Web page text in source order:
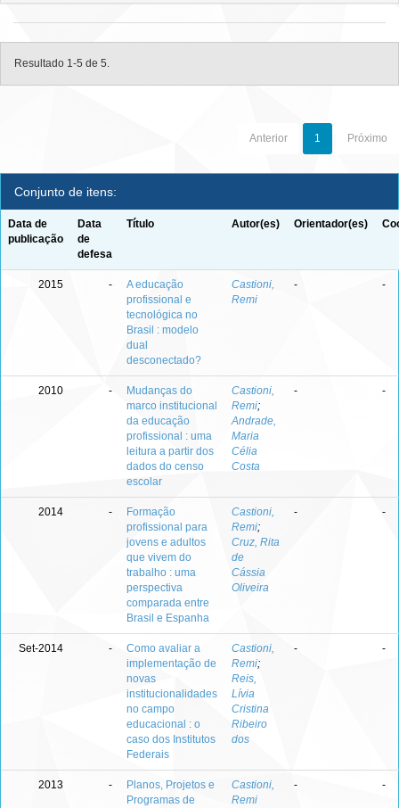
Resultado 1-5 de 5.
Anterior 1 Próximo
Conjunto de itens:
Data de
publicação
Data
de
defesa
Título Autor(es) Orientador(es)
2015 -
A educação
profissional e
tecnológica no
Brasil : modelo
dual
desconectado?
Castioni,
Remi
- -
2010 -
Mudanças do
marco institucional
da educação
profissional : uma
leitura a partir dos
dados do censo
escolar
Castioni,
Remi;
Andrade,
Maria
Célia
Costa
- -
2014 -
Formação
profissional para
jovens e adultos
que vivem do
trabalho : uma
perspectiva
comparada entre
Brasil e Espanha
Castioni,
Remi;
Cruz, Rita
de
Cássia
Oliveira
- -
Set-2014 -
Como avaliar a
implementação de
novas
institucionalidades
no campo
educacional : o
caso dos Institutos
Federais
Castioni,
Remi;
Reis,
Lívia
Cristina
Ribeiro
dos
- -
2013 -
Planos, Projetos e
Programas de
Castioni,
Remi
- -